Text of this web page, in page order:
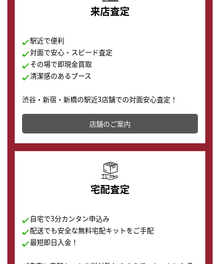
来店査定
駅近で便利
対面で安心・スピード査定
その場で即現金買取
清潔感のあるブース
渋谷・新宿・新橋の駅近3店舗での対面安心査定！
その場で現金買取致します。渋谷本店では、時計販売の
店舗を併設しており、下取りに出してお得に新しい時計
の購入もできます♪
店舗のご案内
宅配査定
自宅で3分カンタン申込み
配送でも安全な無料宅配キットをご手配
最短即日入金！